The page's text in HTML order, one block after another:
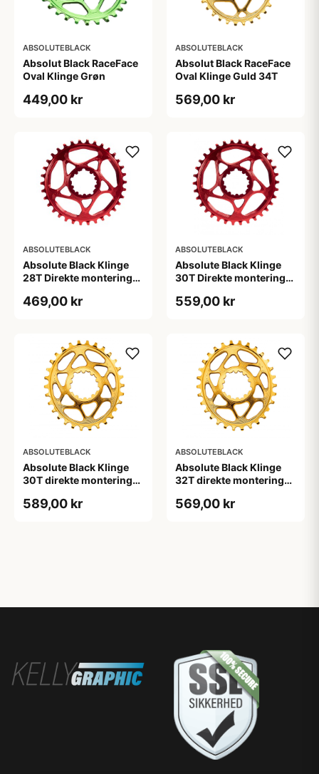
ABSOLUTEBLACK
Absolut Black RaceFace
Oval Klinge Grøn
449,00 kr
ABSOLUTEBLACK
Absolut Black RaceFace
Oval Klinge Guld 34T
569,00 kr
ABSOLUTEBLACK
Absolute Black Klinge
28T Direkte montering
469,00 kr
ABSOLUTEBLACK
Absolute Black Klinge
30T Direkte montering
Rød
559,00 kr
ABSOLUTEBLACK
Absolute Black Klinge
30T direkte montering
589,00 kr
ABSOLUTEBLACK
Absolute Black Klinge
32T direkte montering
569,00 kr